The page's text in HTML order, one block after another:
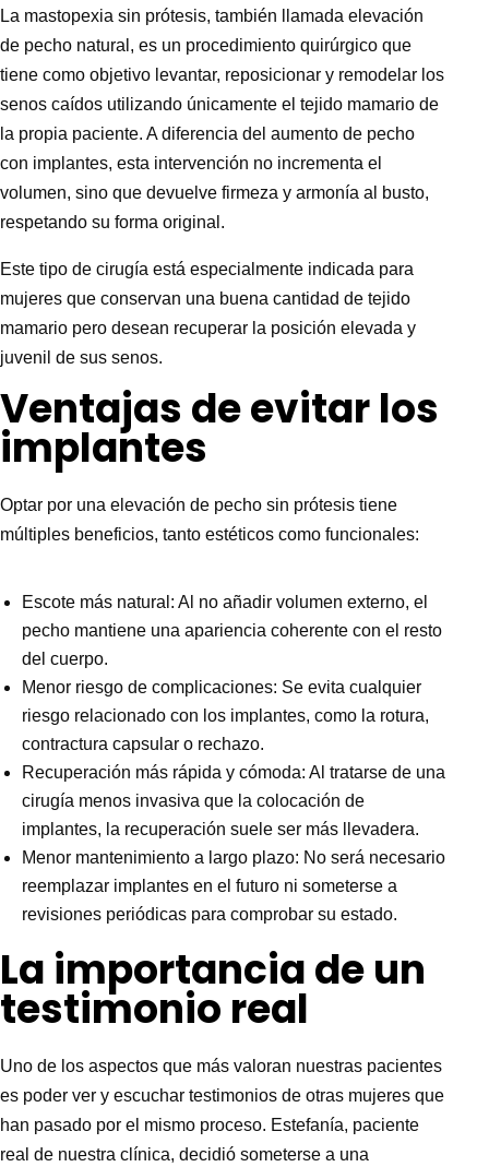
La mastopexia sin prótesis, también llamada elevación
de pecho natural, es un procedimiento quirúrgico que
tiene como objetivo levantar, reposicionar y remodelar los
senos caídos utilizando únicamente el tejido mamario de
la propia paciente. A diferencia del aumento de pecho
con implantes, esta intervención no incrementa el
volumen, sino que devuelve firmeza y armonía al busto,
respetando su forma original.
Este tipo de cirugía está especialmente indicada para
mujeres que conservan una buena cantidad de tejido
mamario pero desean recuperar la posición elevada y
juvenil de sus senos.
Ventajas de evitar los
implantes
Optar por una elevación de pecho sin prótesis tiene
múltiples beneficios, tanto estéticos como funcionales:
Escote más natural: Al no añadir volumen externo, el
pecho mantiene una apariencia coherente con el resto
del cuerpo.
Menor riesgo de complicaciones: Se evita cualquier
riesgo relacionado con los implantes, como la rotura,
contractura capsular o rechazo.
Recuperación más rápida y cómoda: Al tratarse de una
cirugía menos invasiva que la colocación de
implantes, la recuperación suele ser más llevadera.
Menor mantenimiento a largo plazo: No será necesario
reemplazar implantes en el futuro ni someterse a
revisiones periódicas para comprobar su estado.
La importancia de un
testimonio real
Uno de los aspectos que más valoran nuestras pacientes
es poder ver y escuchar testimonios de otras mujeres que
han pasado por el mismo proceso. Estefanía, paciente
real de nuestra clínica, decidió someterse a una